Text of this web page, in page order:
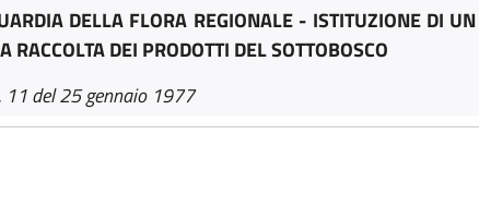
DELLA FLORA REGIONALE - ISTITUZIONE DI
DEI PRODOTTI DEL SOTTOBOSCO
11 del 25 gennaio 1977